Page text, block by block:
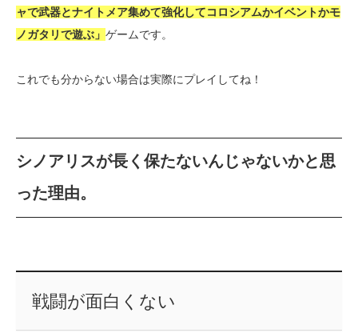
ャで武器とナイトメア集めて強化してコロシアムかイベントかモ
ノガタリで遊ぶ」 ゲームです。
これでも分からない場合は実際にプレイしてね！
シノアリスが長く保たないんじゃないかと思
った理由。
戦闘が面白くない